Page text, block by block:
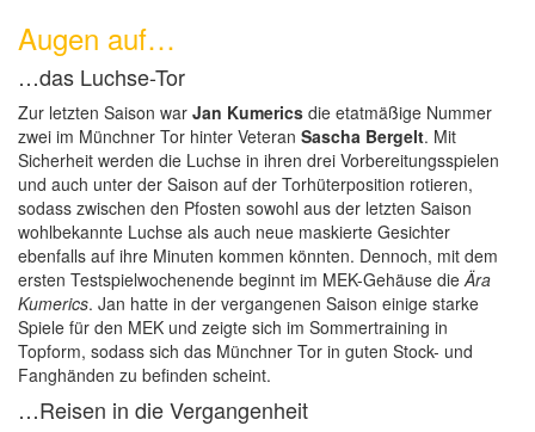
Augen auf…
…das Luchse-Tor
Zur letzten Saison war Jan Kumerics die etatmäßige Nummer
zwei im Münchner Tor hinter Veteran Sascha Bergelt. Mit
Sicherheit werden die Luchse in ihren drei Vorbereitungsspielen
und auch unter der Saison auf der Torhüterposition rotieren,
sodass zwischen den Pfosten sowohl aus der letzten Saison
wohlbekannte Luchse als auch neue maskierte Gesichter
ebenfalls auf ihre Minuten kommen könnten. Dennoch, mit dem
ersten Testspielwochenende beginnt im MEK-Gehäuse dieÄra
Kumerics. Jan hatte in der vergangenen Saison einige starke
Spiele für den MEK und zeigte sich im Sommertraining in
Topform, sodass sich das Münchner Tor in guten Stock- und
Fanghänden zu befinden scheint.
…Reisen in die Vergangenheit